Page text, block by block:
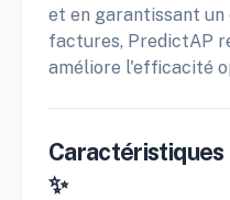
et en garantissant un
factures, PredictAP
améliore l'efficacité
✨